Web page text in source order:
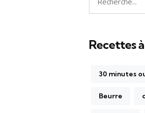
Recherche
pour:
Recettes
30 minutes
Beurre